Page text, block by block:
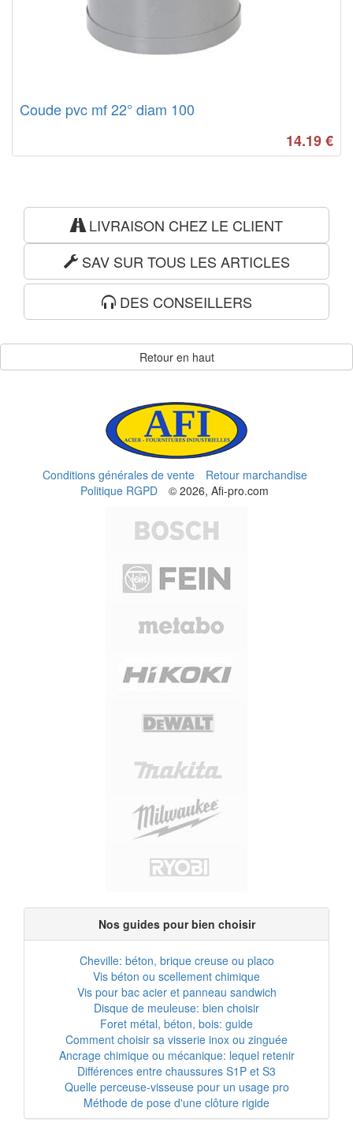
Coude pvc mf 22° diam 100
14.19€
LIVRAISON CHEZ LE CLIENT
SAV SUR TOUS LES ARTICLES
DES CONSEILLERS
Retour en haut
Conditions générales de vente
Retour marchandise
Politique RGPD
© 2026, Afi-pro.com
Nos guides pour bien choisir
Cheville: béton, brique creuse ou placo
Vis béton ou scellement chimique
Vis pour bac acier et panneau sandwich
Disque de meuleuse: bien choisir
Foret métal, béton, bois: guide
Comment choisir sa visserie inox ou zinguée
Ancrage chimique ou mécanique: lequel retenir
Différences entre chaussures S1P et S3
Quelle perceuse-visseuse pour un usage pro
Méthode de pose d'une clôture rigide